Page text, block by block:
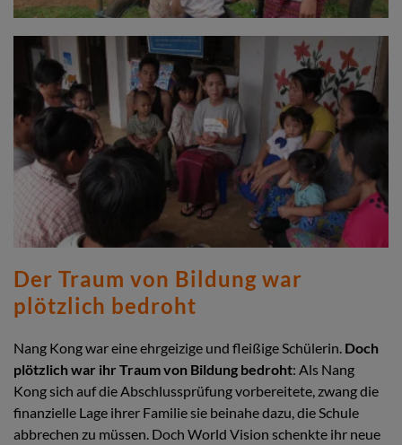
Der Traum von Bildung war
plötzlich bedroht
Nang Kong war eine ehrgeizige und fleißige Schülerin. Doch
plötzlich war ihr Traum von Bildung bedroht: Als Nang
Kong sich auf die Abschlussprüfung vorbereitete, zwang die
finanzielle Lage ihrer Familie sie beinahe dazu, die Schule
abbrechen zu müssen. Doch World Vision schenkte ihr neue